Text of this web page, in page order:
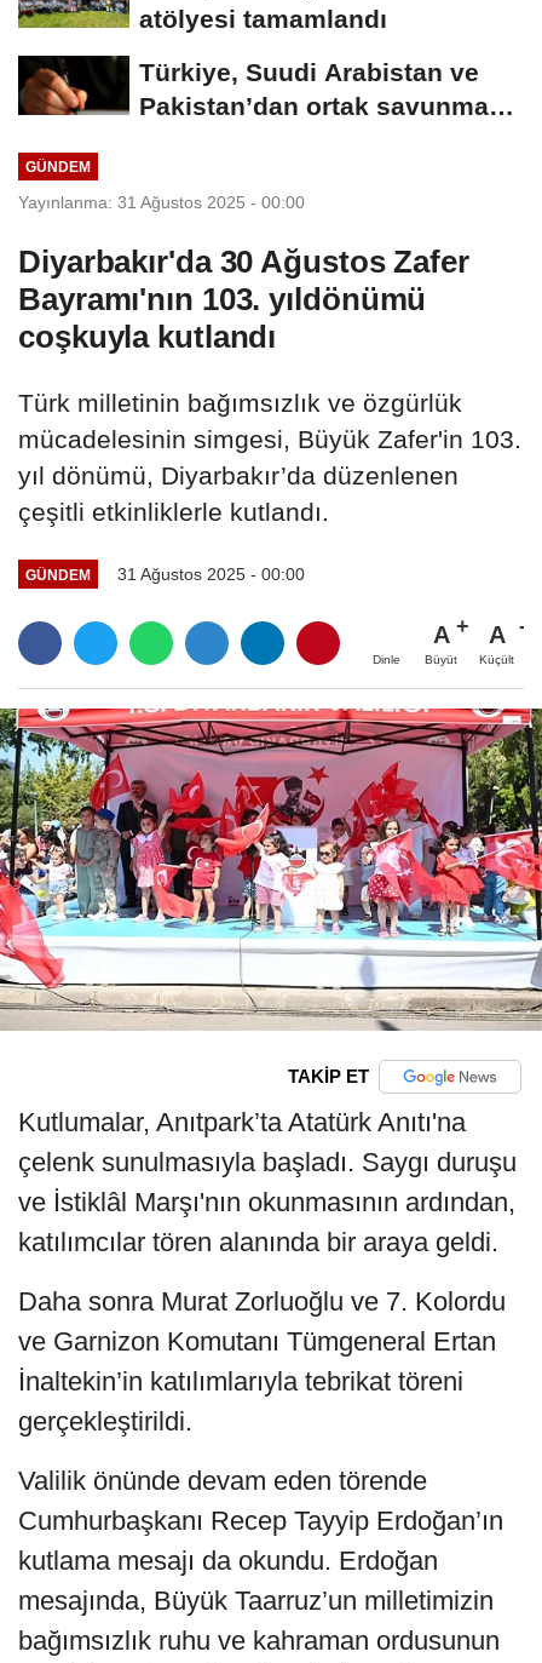
atölyesi tamamlandı
Türkiye, Suudi Arabistan ve
Pakistan’dan ortak savunma
GÜNDEM
Yayınlanma: 31 Ağustos 2025 - 00:00
Diyarbakır'da 30 Ağustos Zafer
Bayramı'nın 103. yıldönümü
coşkuyla kutlandı
Türk milletinin bağımsızlık ve özgürlük
mücadelesinin simgesi, Büyük Zafer'in 103.
yıl dönümü, Diyarbakır’da düzenlenen
çeşitli etkinliklerle kutlandı.
GÜNDEM 31 Ağustos 2025 - 00:00
Dinle
A
Büyüt
A
Küçült
TAKİP ET
Kutlumalar, Anıtpark’ta Atatürk Anıtı'na
çelenk sunulmasıyla başladı. Saygı duruşu
ve İstiklâl Marşı'nın okunmasının ardından,
katılımcılar tören alanında bir araya geldi.
Daha sonra Murat Zorluoğlu ve 7. Kolordu
ve Garnizon Komutanı Tümgeneral Ertan
İnaltekin’in katılımlarıyla tebrikat töreni
gerçekleştirildi.
Valilik önünde devam eden törende
Cumhurbaşkanı Recep Tayyip Erdoğan’ın
kutlama mesajı da okundu. Erdoğan
mesajında, Büyük Taarruz’un milletimizin
bağımsızlık ruhu ve kahraman ordusunun